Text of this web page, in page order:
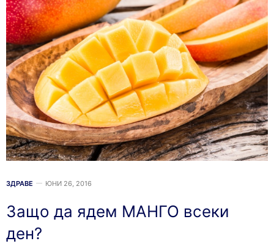
ЗДРАВЕ ЮНИ 26, 2016
Защо да ядем МАНГО всеки
ден?